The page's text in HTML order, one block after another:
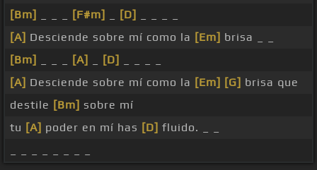
[Bm]
[F#m] [D]
[A] Desciende sobre mí como la [Em] brisa _ _
[Bm]
[A] [D]
[A] Desciende sobre mí como la [Em] [G] brisa que
destile [Bm] sobre mí
tu [A] poder en mí has [D] fluido. _ _